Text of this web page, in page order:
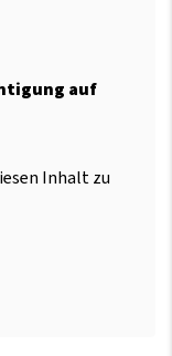
auf
Inhalt zu